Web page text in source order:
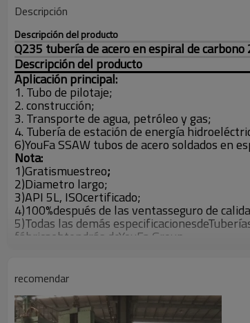
Descripción
Descripción del producto
Q235 tubería de acero en espiral de
Descripción del producto
Aplicación principal:
1. Tubo de pilotaje;
2. construcción;
3. Transporte de agua, petróleo y gas;
4. Tubería de estación de energía
6)YouFa SSAW tubos de acero soldados en
Nota:
1)Gratismuestreo;
2)Diametro largo;
3)API 5L, ISOcertificado;
4)100%después de las ventasseguro de
5)Todas las demás especificacionesde
fábricaobtendrás deYouFa Group
YouFa tiene
pintado en negro (3PE, FBE, 3PP).
Diámetro externo
recomendar